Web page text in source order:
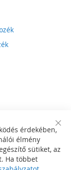
Bar
érdekében,
élmény
sütiket, az
Ha többet